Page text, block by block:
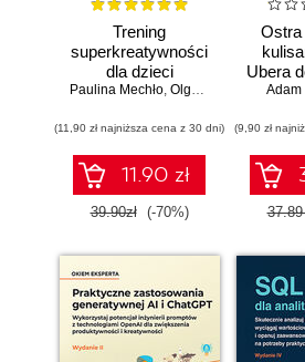
Trening
superkreatywności
dla dzieci
Paulina Mechło, Olga Geppert
(11,90 zł najniższa cena z 30 dni)
11.90 zł
39.90zł (-70%)
Ostra
Ubera
na
Adam
(9,90 zł
37.89